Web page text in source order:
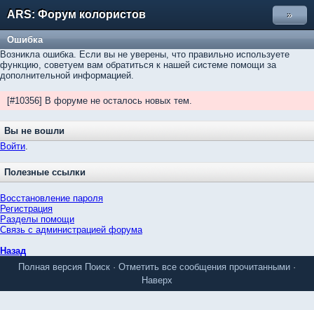
ARS: Форум колористов »
Ошибка
Возникла ошибка. Если вы не уверены, что правильно используете
функцию, советуем вам обратиться к нашей системе помощи за
дополнительной информацией.
[#10356] В форуме не осталось новых тем.
Вы не вошли
Войти.
Полезные ссылки
Восстановление пароля
Регистрация
Разделы помощи
Связь с администрацией форума
Назад
Полная версия Поиск · Отметить все сообщения прочитанными ·
Наверх